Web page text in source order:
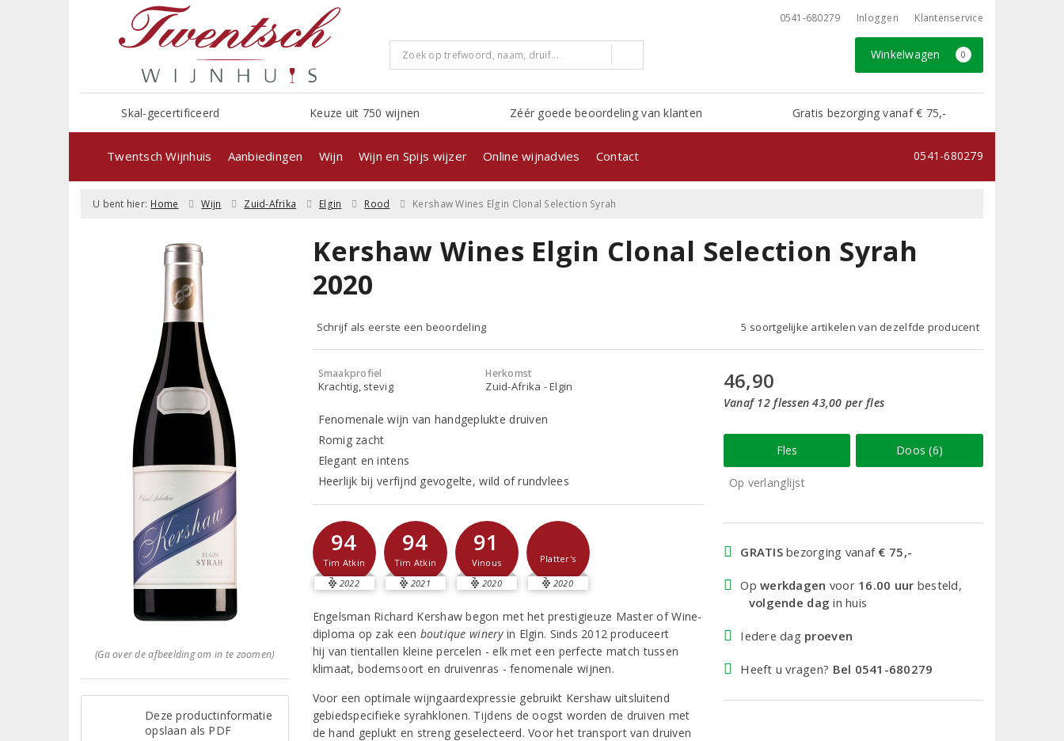
0541-680279 Inloggen Klantenservice
Winkelwagen 0
Skal-gecertificeerd Keuze uit 750 wijnen Zéér goede beoordeling van klanten Gratis bezorging vanaf € 75,-
Twentsch Wijnhuis Aanbiedingen Wijn Wijn en Spijs wijzer Online wijnadvies Contact 0541-680279
U bent hier: Home Wijn Zuid-Afrika Elgin Rood Kershaw Wines Elgin Clonal Selection Syrah
(Ga over de afbeelding om in te zoomen)
Deze productinformatie
opslaan als PDF
Kershaw Wines Elgin Clonal Selection Syrah
2020
Schrijf als eerste een beoordeling 5 soortgelijke artikelen van dezelfde producent
Smaakprofiel
Krachtig, stevig
Herkomst
Zuid-Afrika - Elgin
Fenomenale wijn van handgeplukte druiven
Romig zacht
Elegant en intens
Heerlijk bij verfijnd gevogelte, wild of rundvlees
94
Tim Atkin
2022
94
Tim Atkin
2021
91
Vinous
2020
Platter's
2020
Engelsman Richard Kershaw begon met het prestigieuze Master of Wine-
diploma op zak een boutique wineryin Elgin. Sinds 2012 produceert
hij van tientallen kleine percelen - elk met een perfecte match tussen
klimaat, bodemsoort en druivenras - fenomenale wijnen.
Voor een optimale wijngaardexpressie gebruikt Kershaw uitsluitend
gebiedspecifieke syrahklonen. Tijdens de oogst worden de druiven met
de hand geplukt en streng geselecteerd. Voor het transport van druiven
46,90
Vanaf 12 flessen 43,00 per fles
Fles Doos (6)
Op verlanglijst
GRATISbezorging vanaf € 75,-
Opwerkdagen voor 16.00 uur besteld,
volgende dag in huis
Iedere dag proeven
Heeft u vragen? Bel 0541-680279